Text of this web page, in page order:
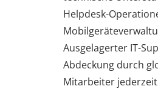
Helpdesk-
Ausgelagerter IT-
Abdeckung durch
Mitarbeiter